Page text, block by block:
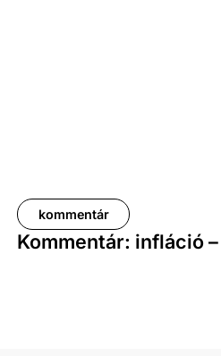
kommentár
Kommentár: infláció